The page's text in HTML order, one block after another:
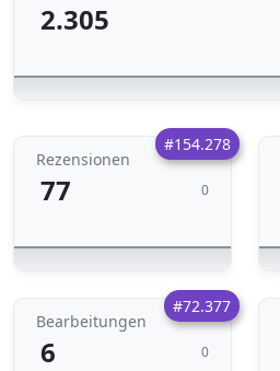
2.305
#154.278
Rezensionen
77 0
#72.377
Bearbeitungen
6 0